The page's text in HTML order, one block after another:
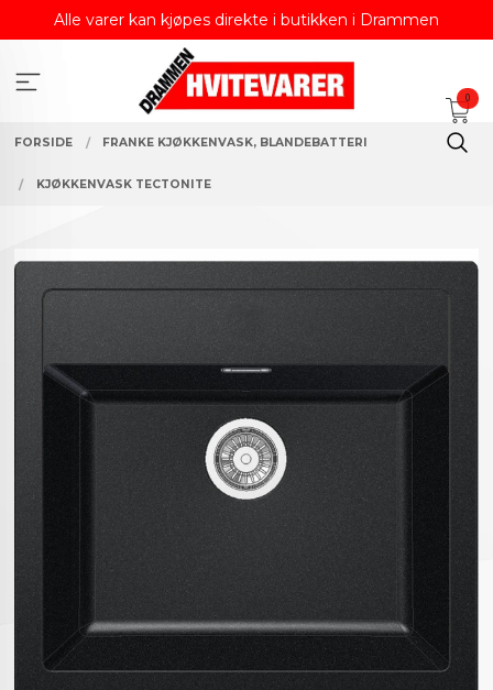
Alle varer kan kjøpes direkte i butikken i Drammen
0
FORSIDE FRANKE KJØKKENVASK, BLANDEBATTERI
KJØKKENVASK TECTONITE